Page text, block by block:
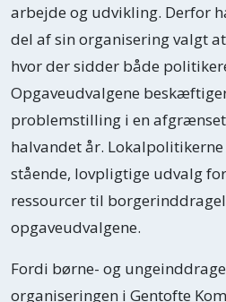
arbejde og udvikling. Derfor
del af sin organisering valgt
hvor der sidder både
Opgaveudvalgene
problemstilling i en
halvandet år.
stående, lovpligtige udvalg
ressourcer til
opgaveudvalgene.
Fordi børne- og
organiseringen i Gentofte